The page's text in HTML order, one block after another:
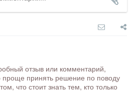
отзыв или комментарий,
принять решение по поводу
что стоит знать тем, кто только